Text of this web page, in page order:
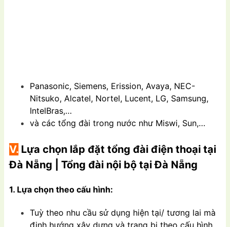
Panasonic, Siemens, Erission, Avaya, NEC-
Nitsuko, Alcatel, Nortel, Lucent, LG, Samsung,
IntelBras,…
và các tổng đài trong nước như Miswi, Sun,…
V. Lựa chọn lắp đặt tổng đài điện thoại tại
Đà Nẵng | Tổng đài nội bộ tại Đà Nẵng
1. Lựa chọn theo cấu hình:
Tuỳ theo nhu cầu sử dụng hiện tại/ tương lai mà